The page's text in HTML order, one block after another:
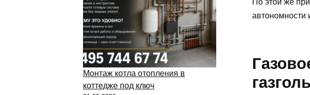
По этой же
автономности
Монтаж котла отопления в
коттедже под ключ